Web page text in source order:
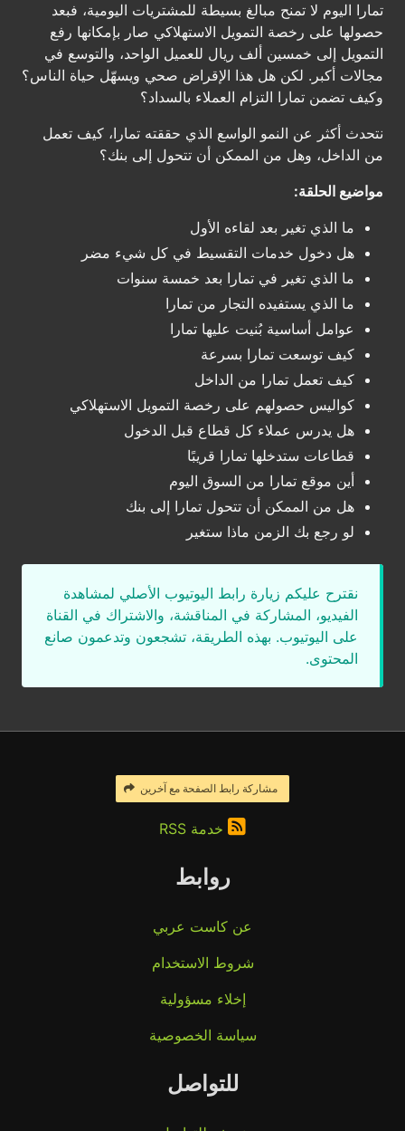
تمارا اليوم لا تمنح مبالغ بسيطة للمشتريات اليومية، فبعد
حصولها على رخصة التمويل الاستهلاكي صار بإمكانها رفع
التمويل إلى خمسين ألف ريال للعميل الواحد، والتوسع في
مجالات أكبر. لكن هل هذا الإقراض صحي ويسهّل حياة الناس؟
وكيف تضمن تمارا التزام العملاء بالسداد؟
نتحدث أكثر عن النمو الواسع الذي حققته تمارا، كيف تعمل
من الداخل، وهل من الممكن أن تتحول إلى بنك؟
مواضيع الحلقة:
ما الذي تغير بعد لقاءه الأول
هل دخول خدمات التقسيط في كل شيء مضر
ما الذي تغير في تمارا بعد خمسة سنوات
ما الذي يستفيده التجار من تمارا
عوامل أساسية بُنيت عليها تمارا
كيف توسعت تمارا بسرعة
كيف تعمل تمارا من الداخل
كواليس حصولهم على رخصة التمويل الاستهلاكي
هل يدرس عملاء كل قطاع قبل الدخول
قطاعات ستدخلها تمارا قريبًا
أين موقع تمارا من السوق اليوم
هل من الممكن أن تتحول تمارا إلى بنك
لو رجع بك الزمن ماذا ستغير
نقترح عليكم زيارة رابط اليوتيوب الأصلي لمشاهدة
الفيديو، المشاركة في المناقشة، والاشتراك في القناة
على اليوتيوب. بهذه الطريقة، تشجعون وتدعمون صانع
المحتوى.
مشاركة رابط الصفحة مع آخرين
خدمة RSS
روابط
عن كاست عربي
شروط الاستخدام
إخلاء مسؤولية
سياسة الخصوصية
للتواصل